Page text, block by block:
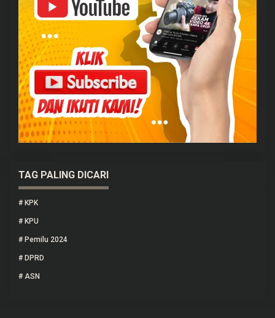
TAG PALING DICARI
# KPK
# KPU
# Pemilu 2024
# DPRD
# ASN